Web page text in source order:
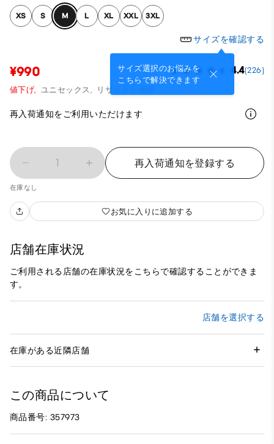
XS S M L XL XXL 3XL
サイズを確認する
サイズ選択のお悩みを
こちらで解決できます
¥990 4.4(226)
値下げ, ユニセックス, リサイクル素材
再入荷通知をご利用いただけます
1 再入荷通知を登録する
在庫なし
お気に入りに追加する
店舗在庫状況
ご利用される店舗の在庫状況をこちらで確認することができま
す。
店舗を選択する
在庫がある近隣店舗
この商品について
商品番号: 357973